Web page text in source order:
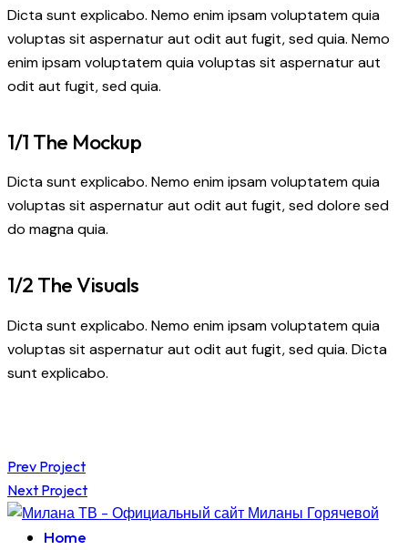
Dicta sunt explicabo. Nemo enim ipsam voluptatem quia
voluptas sit aspernatur aut odit aut fugit, sed quia. Nemo
enim ipsam voluptatem quia voluptas sit aspernatur aut
odit aut fugit, sed quia.
1/1 The Mockup
Dicta sunt explicabo. Nemo enim ipsam voluptatem quia
voluptas sit aspernatur aut odit aut fugit, sed dolore sed
do magna quia.
1/2 The Visuals
Dicta sunt explicabo. Nemo enim ipsam voluptatem quia
voluptas sit aspernatur aut odit aut fugit, sed quia. Dicta
sunt explicabo.
Навигация
по
Prev Project
Next Project
Home